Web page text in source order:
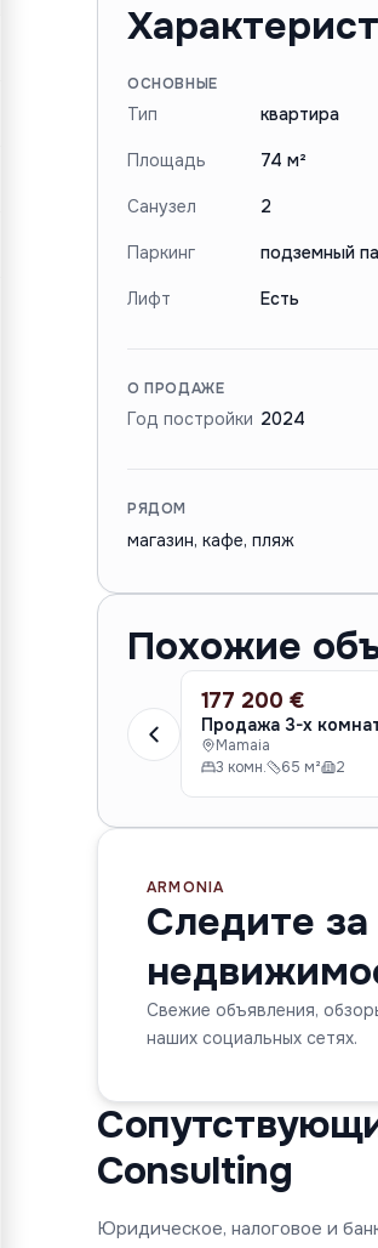
ОСНОВНЫЕ
Тип квартира
Площадь 74 м²
Санузел 2
Паркинг подземный
Лифт Есть
О ПРОДАЖЕ
Год постройки 2024
РЯДОМ
магазин, кафе, пляж
Похожие
ПРОДАЖА
177 200 €
Mamaia
3 комн.
65 м² 2
ARMONIA
Следите
Свежие объявления,
наших социальных сетях.
Consulting
Юридическое, налоговое и